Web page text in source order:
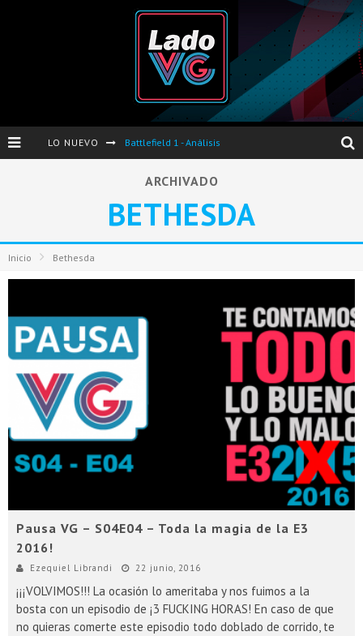
LO NUEVO Battlefield 1 - Análisis
Pro Evolution Soccer 2017 - Análisis
Pausa VG - S04E06 - Nintendo Switch - FIFA/PES - DS III Ashes of Ariandel - Red Dead Redemption 2
Opinión sobre The Last of Us y Left Behind
Presentación oficial de Gears Of War 4 en Argentina
Presentacion Watch Dogs 2 en Argentina
ARCHIVADO
BETHESDA
Inicio Bethesda
Pausa VG – S04E04 – Toda la magia de la E3
2016!
Ezequiel Librandi 22 junio, 2016
¡¡¡VOLVIMOS!!! La ocasión lo ameritaba y nos fuimos a la
bosta con un episodio de ¡3 FUCKING HORAS! En caso de que
no quieras comerte este episodio todo doblado de corrido, te